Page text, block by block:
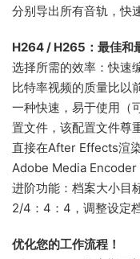
分别导出所有音轨，快
H264 / H265：最佳和
选择所需的效率：快速
比特率视频的质量比以
一种快速，易于使用（
置文件，该配置文件尊
直接在After Effects渲
Adobe Media Encoder
进阶功能：档案大小目
2/4：4：4，调整设定档
优化您的工作流程！